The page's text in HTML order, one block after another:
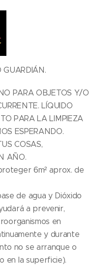
GUARDIÁN.
PARA OBJETOS Y/O
LÍQUIDO
PARA LA LIMPIEZA
ESPERANDO.
COSAS,
AÑO.
6m² aprox. de
de agua y Dióxido
a prevenir,
en
y durante
no se arranque o
en la superficie).